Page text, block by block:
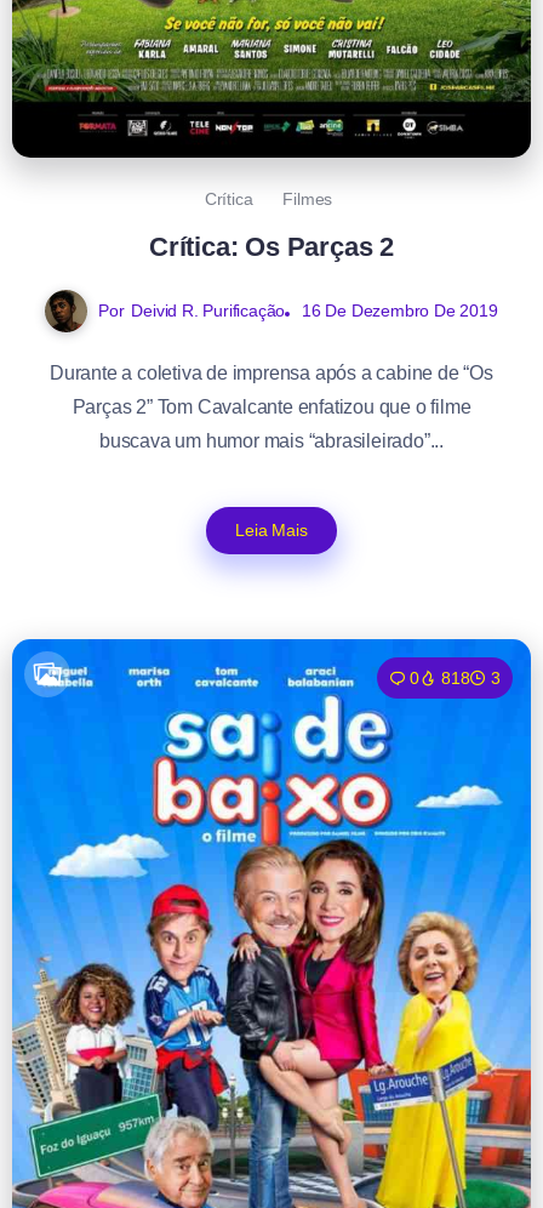
Crítica Filmes
Crítica: Os Parças 2
Por Deivid R. Purificação 16 De Dezembro De 2019
Durante a coletiva de imprensa após a cabine de “Os
Parças 2” Tom Cavalcante enfatizou que o filme
buscava um humor mais “abrasileirado”...
Leia Mais
0 818 3